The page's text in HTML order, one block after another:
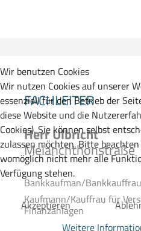
FACHLEITER
Herr Ulbricht
Melanchthonstraße
Bankkaufman/Bankkauffrau
Kaufmann/Kauffrau für
Finanzanlagen
Wir benutzen Cookies
Wir nutzen Cookies auf unserer
essenziell für den Betrieb der
diese Website und die
Cookies). Sie können selbst
zulassen möchten. Bitte
womöglich nicht mehr alle
Verfügung stehen.
Akzeptieren
Weitere